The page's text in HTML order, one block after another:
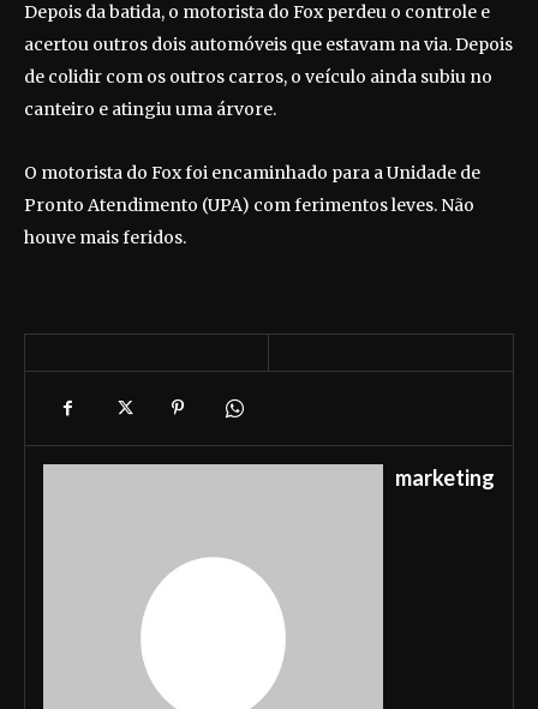
Depois da batida, o motorista do Fox perdeu o controle e
acertou outros dois automóveis que estavam na via. Depois
de colidir com os outros carros, o veículo ainda subiu no
canteiro e atingiu uma árvore.
O motorista do Fox foi encaminhado para a Unidade de
Pronto Atendimento (UPA) com ferimentos leves. Não
houve mais feridos.
marketing